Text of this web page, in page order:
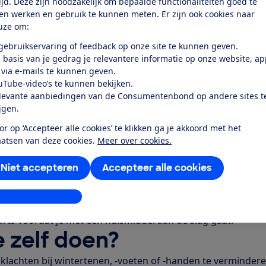
werken en gebruik te kunnen meten. Er zijn ook cookies naar
om:
of feedback op onze site te kunnen geven.
basis van je gedrag je relevantere informatie op onze website,
e-mails te kunnen geven.
video’s te kunnen bekijken.
aanbiedingen van de Consumentenbond op andere sites
op ‘Accepteer alle cookies’ te klikken ga je akkoord met het
van deze cookies. Meer over cookies.
Accepteer alle cookies
Niet accepteren
aanpassen
-voeten of -handen leiden tot een ontsteking of tot
is over het ontstaan van de aandoening, is het lastig
Van oudsher schrĳven huisartsen soms vitamine D3,
wĳder) of betamethasoncreme (een
aan dat deze middelen niet beter werken dan een
geen bewezen effect te hebben.
massages en insmeren met crème of olie worden
omdat er geen bewĳs is dat ze helpen. Niettemin zou
zĳn geen bĳwerkingen van bekend. Maar sluit dan wel
door een bloeddoorstromingsprobleem of een
voordat je met een huismiddel aan de slag gaat.
zelf doen?
bĳ wintertenen, -voeten of -handen te